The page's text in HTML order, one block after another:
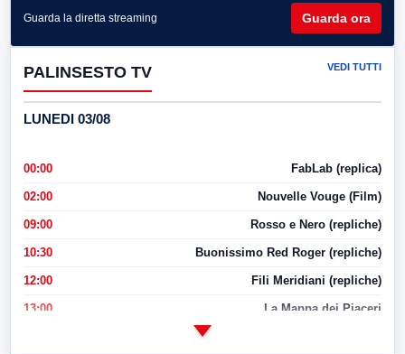
Guarda la diretta streaming Guarda ora
PALINSESTO TV VEDI TUTTI
LUNEDI 03/08
00:00 FabLab (replica)
02:00 Nouvelle Vouge (Film)
09:00 Rosso e Nero (repliche)
10:30 Buonissimo Red Roger (repliche)
12:00 Fili Meridiani (repliche)
13:00 La Mappa dei Piaceri